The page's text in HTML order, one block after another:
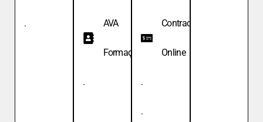
. AVA
Formação
.
Contracheque
Online
.
.